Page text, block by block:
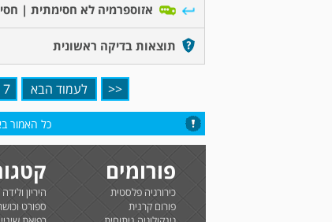
אזוספרמיה לא חסימתית |
תוצאות בדיקה ראשונית
<< לעמוד הבא 7
כל האמור
פורומים
כירורגיה פלסטית
פורום קרנית
היריון ולידה
ספורט